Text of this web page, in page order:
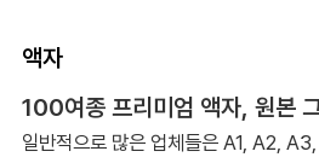
액자
100여종 프리미엄 액자, 원본
일반적으로 많은 업체들은 A1, A2,